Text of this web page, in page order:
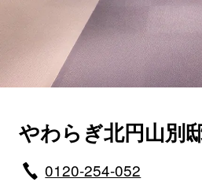
やわらぎ北円山別
0120-254-052